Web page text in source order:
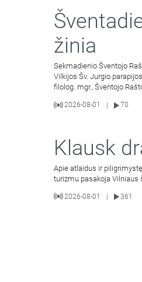
žinia
Sekmadienio Šventojo
Vilkijos Šv. Jurgio
filolog. mgr., Šventojo
2026-08-01 70
Klausk
Apie atlaidus ir
turizmu pasakoja Vilniaus
2026-08-01 361